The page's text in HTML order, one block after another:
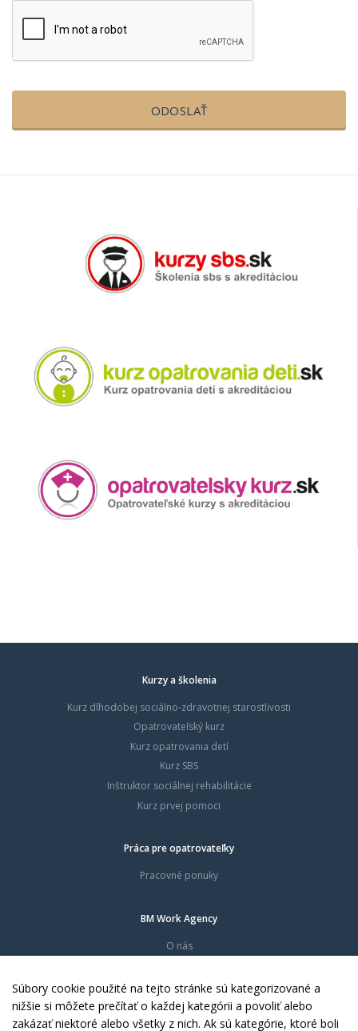
ODOSLAŤ
Kurzy a školenia
Kurz dlhodobej sociálno-zdravotnej starostlivosti
Opatrovateľský kurz
Kurz opatrovania detí
Kurz SBS
Inštruktor sociálnej rehabilitácie
Kurz prvej pomoci
Práca pre opatrovateľky
Pracovné ponuky
BM Work Agency
O nás
Dokumenty
Kontakty
Súbory cookie použité na tejto stránke sú kategorizované a
nižšie si môžete prečítať o každej kategórii a povoliť alebo
zakázať niektoré alebo všetky z nich. Ak sú kategórie, ktoré boli